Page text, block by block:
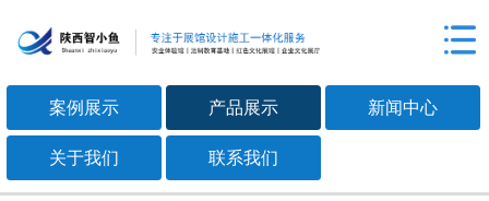
案例展示 产品展示 新闻中心
关于我们 联系我们